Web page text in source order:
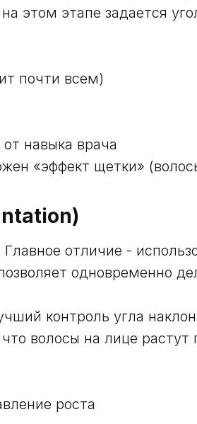
этом этапе задается
почти всем)
навыка врача
«эффект щетки»
отличие -
одновременно
контроль угла
волосы на лице
роста